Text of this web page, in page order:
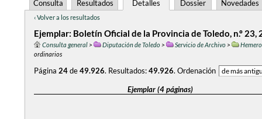
Consulta Resultados Detalles Dossier Novedades
‹ Volver a los resultados
Ejemplar: Boletín Oficial de la Provincia de Toledo, n.º
Consulta general> Diputación de Toledo> Servicio de Archivo>
ordinarios
Página 24de49.926. Resultados:49.926. Ordenación
Ejemplar (4 páginas)